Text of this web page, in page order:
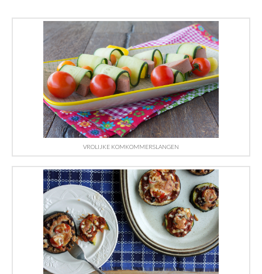
VROLIJKE KOMKOMMERSLANGEN